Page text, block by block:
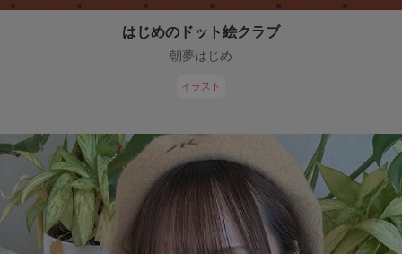
はじめのドット絵クラブ
朝夢はじめ
イラスト